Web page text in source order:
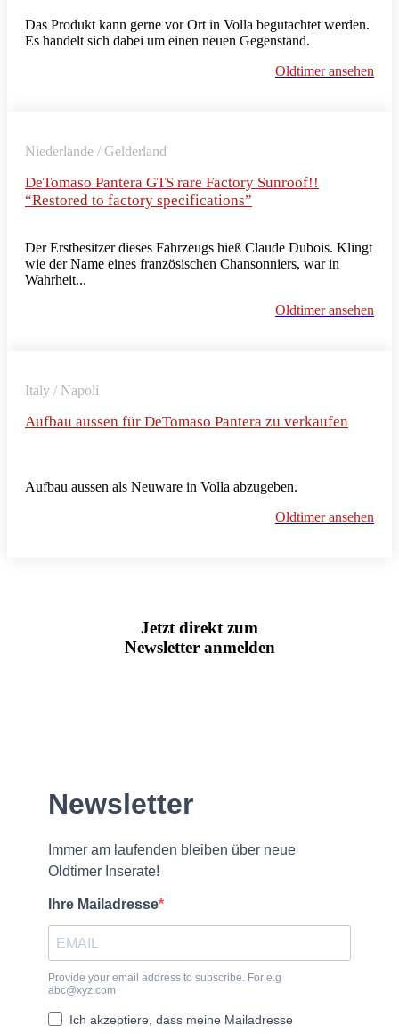
Das Produkt kann gerne vor Ort in Volla begutachtet werden.
Es handelt sich dabei um einen neuen Gegenstand.
Oldtimer ansehen
Niederlande / Gelderland
DeTomaso Pantera GTS rare Factory Sunroof!!
“Restored to factory specifications”
Der Erstbesitzer dieses Fahrzeugs hieß Claude Dubois. Klingt
wie der Name eines französischen Chansonniers, war in
Wahrheit...
Oldtimer ansehen
Italy / Napoli
Aufbau aussen für DeTomaso Pantera zu verkaufen
Aufbau aussen als Neuware in Volla abzugeben.
Oldtimer ansehen
Jetzt direkt zum
Newsletter anmelden